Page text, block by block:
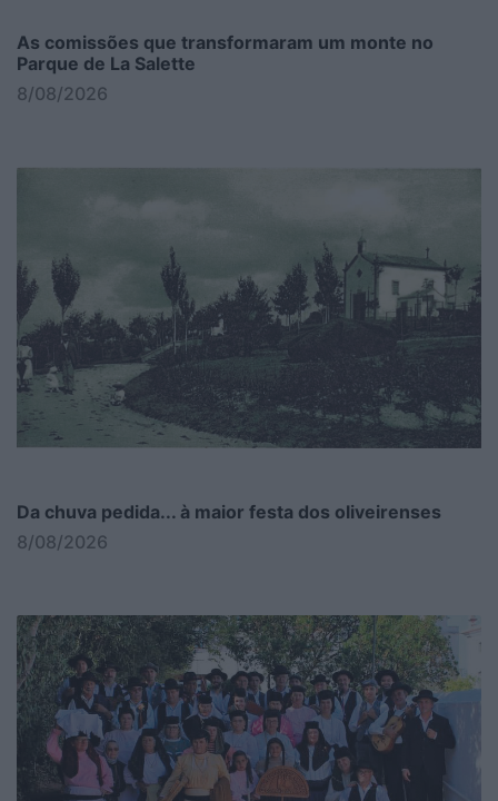
As comissões que transformaram um monte no
Parque de La Salette
8/08/2026
Da chuva pedida... à maior festa dos oliveirenses
8/08/2026